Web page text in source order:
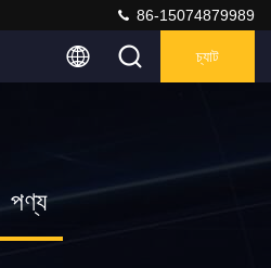
86-15074879989
চ্যাট
পণ্য